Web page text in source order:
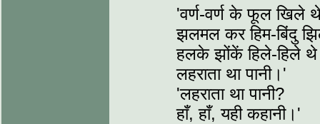
'वर्ण-वर्ण के फूल खिले
झलमल कर हिम-बिंदु
हलके झोंकें हिले-हिले थे
लहराता था पानी।'
'लहराता था पानी?
हाँ, हाँ, यही कहानी।'